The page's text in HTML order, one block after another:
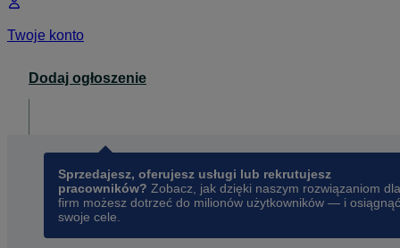
Twoje konto
Dodaj ogłoszenie
Sprzedajesz, oferujesz usługi lub rekrutujesz
pracowników? Zobacz, jak dzięki naszym rozwiązaniom dla
firm możesz dotrzeć do milionów użytkowników — i osiągnąć
swoje cele.